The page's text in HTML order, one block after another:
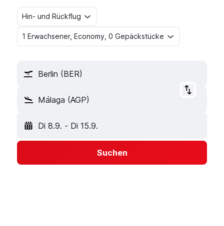
Hin- und Rückflug
1 Erwachsener, Economy, 0 Gepäckstücke
Berlin (BER)
Málaga (AGP)
Di 8.9. - Di 15.9.
Suchen